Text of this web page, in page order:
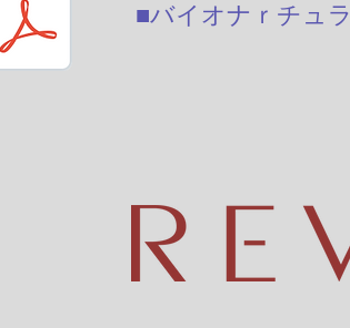
■バイオナｒチュ